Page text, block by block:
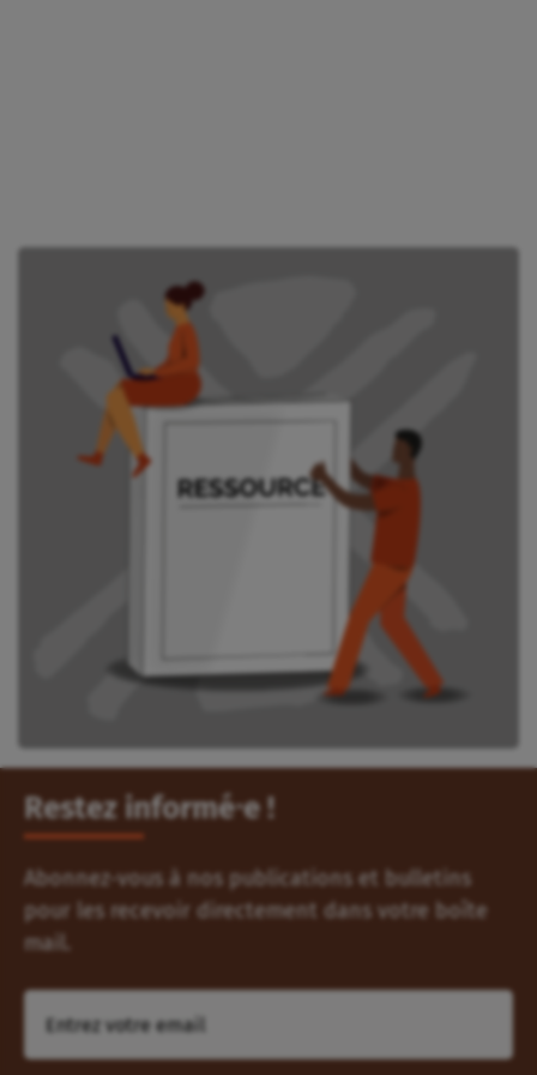
Restez informé⸱e !
Abonnez-vous à nos publications et bulletins
pour les recevoir directement dans votre boîte
mail.